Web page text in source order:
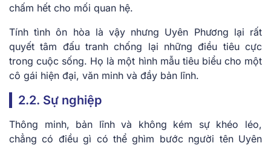
chấm hết cho mối quan hệ.
Tính tình ôn hòa là vậy nhưng Uyên Phương lại rất
quyết tâm đấu tranh chống lại những điều tiêu cực
trong cuộc sống. Họ là một hình mẫu tiêu biểu cho một
cô gái hiện đại, văn minh và đầy bản lĩnh.
2.2. Sự nghiệp
Thông minh, bản lĩnh và không kém sự khéo léo,
chẳng có điều gì có thể ghìm bước người tên Uyên